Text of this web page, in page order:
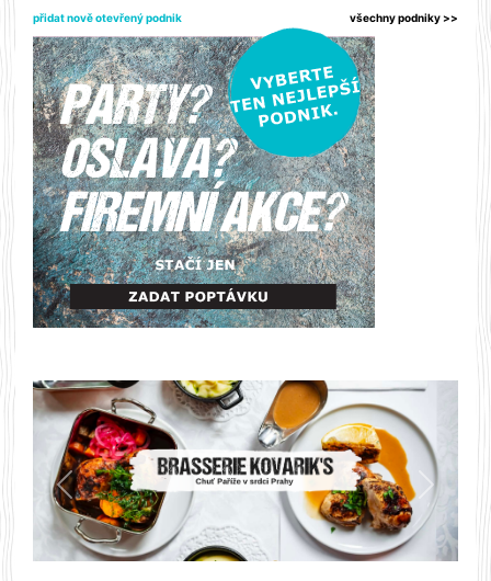
přidat nově otevřený podnik všechny podniky >>
Předchozí Další